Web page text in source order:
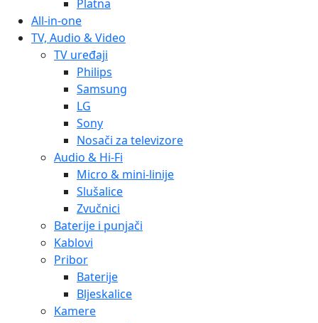
Platna
All-in-one
TV, Audio & Video
TV uređaji
Philips
Samsung
LG
Sony
Nosači za televizore
Audio & Hi-Fi
Micro & mini-linije
Slušalice
Zvučnici
Baterije i punjači
Kablovi
Pribor
Baterije
Bljeskalice
Kamere